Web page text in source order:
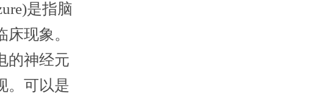
是指脑
现象。
的神经元
。可以是